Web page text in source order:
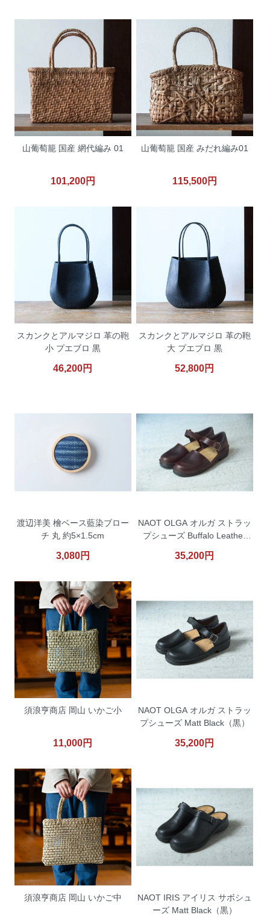
山葡萄籠 国産 網代編み 01
101,200円
山葡萄籠 国産 みだれ編み01
115,500円
スカンクとアルマジロ 革の鞄
小 プエブロ 黒
46,200円
スカンクとアルマジロ 革の鞄
大 プエブロ 黒
52,800円
渡辺洋美 檜ベース藍染ブロー
チ 丸 約5×1.5cm
3,080円
NAOT OLGA オルガ ストラッ
プシューズ Buffalo Leather
35,200円
須浪亨商店 岡山 いかご小
11,000円
NAOT OLGA オルガ ストラッ
プシューズ Matt Black（黒）
35,200円
須浪亨商店 岡山 いかご中
NAOT IRIS アイリス サボシュ
ーズ Matt Black（黒）